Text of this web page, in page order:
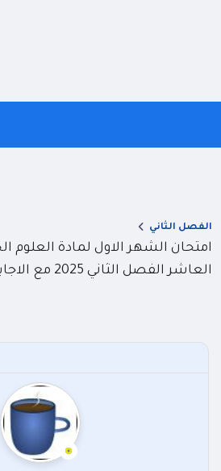
الفصل الثاني
امتحان الشهر الاول لمادة العلوم
العاشر الفصل الثاني 2025 مع الاجابات